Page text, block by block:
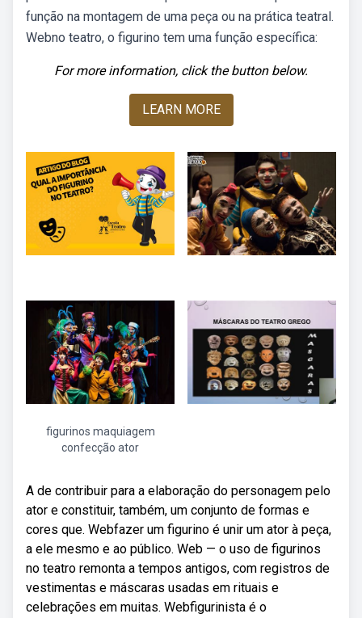
função na montagem de uma peça ou na prática teatral.
Webno teatro, o figurino tem uma função específica:
For more information, click the button below.
LEARN MORE
figurinos maquiagem
confecção ator
A de contribuir para a elaboração do personagem pelo
ator e constituir, também, um conjunto de formas e
cores que. Webfazer um figurino é unir um ator à peça,
a ele mesmo e ao público. Web — o uso de figurinos
no teatro remonta a tempos antigos, com registros de
vestimentas e máscaras usadas em rituais e
celebrações em muitas. Webfigurinista é o